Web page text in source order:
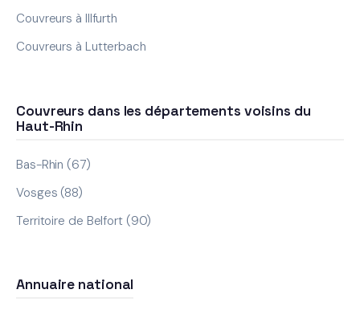
Couvreurs à Illfurth
Couvreurs à Lutterbach
Couvreurs dans les départements voisins du
Haut-Rhin
Bas-Rhin (67)
Vosges (88)
Territoire de Belfort (90)
Annuaire national